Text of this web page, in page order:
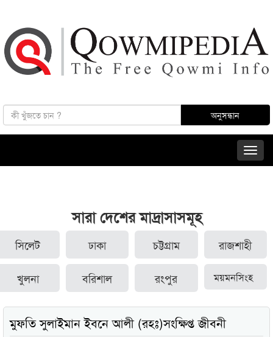
সারা দেশের মাদ্রাসাসমূহ
সিলেট ঢাকা চট্টগ্রাম রাজশাহী
খুলনা বরিশাল রংপুর ময়মনসিংহ
মুফতি সুলাইমান ইবনে আলী (রহঃ)সংক্ষিপ্ত জীবনী